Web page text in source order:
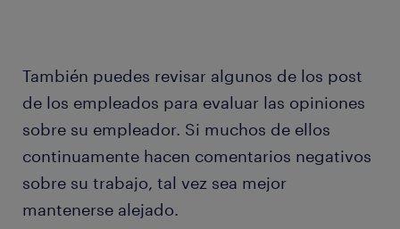
También puedes revisar algunos de los post
de los empleados para evaluar las opiniones
sobre su empleador. Si muchos de ellos
continuamente hacen comentarios negativos
sobre su trabajo, tal vez sea mejor
mantenerse alejado.